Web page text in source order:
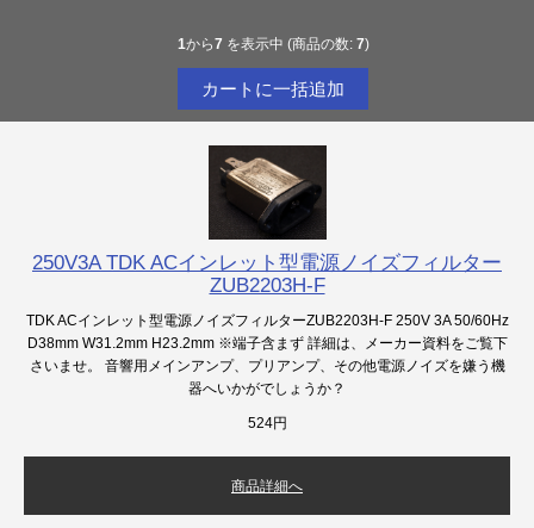
1から7 を表示中 (商品の数: 7)
250V3A TDK ACインレット型電源ノイズフィルター
ZUB2203H-F
TDK ACインレット型電源ノイズフィルターZUB2203H-F 250V 3A 50/60Hz
D38mm W31.2mm H23.2mm ※端子含まず 詳細は、メーカー資料をご覧下
さいませ。 音響用メインアンプ、プリアンプ、その他電源ノイズを嫌う機
器へいかがでしょうか？
524円
商品詳細へ